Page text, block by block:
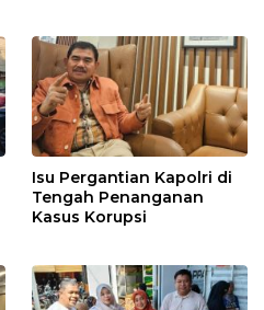
dengan Warga
Isu Pergantian Kapolri di
Tengah Penanganan
Kasus Korupsi